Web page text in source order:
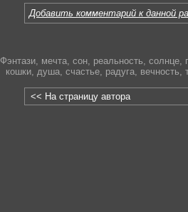
Добавить комментарий к данной
Фэнтази, мечта, сон, реальность солнце,
кошки, душа, счастье, радуга, вечность
<< На страницу автора